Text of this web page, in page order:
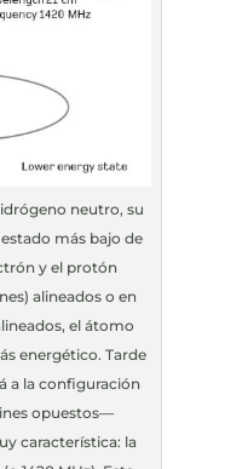
neutro, su
más bajo de
y el protón
alineados o en
el átomo
energético. Tarde
a la configuración
opuestos—
característica: la